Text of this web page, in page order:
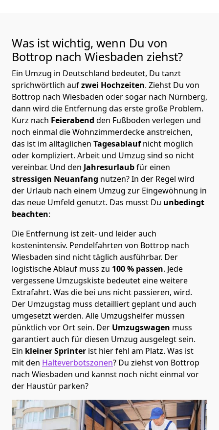
Was ist wichtig, wenn Du von
Bottrop nach Wiesbaden ziehst?
Ein Umzug in Deutschland bedeutet, Du tanzt
sprichwörtlich aufzwei Hochzeiten. Ziehst Du von
Bottrop nach Wiesbaden oder sogar nach Nürnberg,
dann wird die Entfernung das erste große Problem.
Kurz nach Feierabend den Fußboden verlegen und
noch einmal die Wohnzimmerdecke anstreichen,
das ist im alltäglichen Tagesablaufnicht möglich
oder kompliziert. Arbeit und Umzug sind so nicht
vereinbar. Und den Jahresurlaubfür einen
stressigen Neuanfang nutzen? In der Regel wird
der Urlaub nach einem Umzug zur Eingewöhnung in
das neue Umfeld genutzt. Das musst Du unbedingt
beachten:
Die Entfernung ist zeit- und leider auch
kostenintensiv. Pendelfahrten von Bottrop nach
Wiesbaden sind nicht täglich ausführbar. Der
logistische Ablauf muss zu 100 % passen. Jede
vergessene Umzugskiste bedeutet eine weitere
Extrafahrt. Was die bei uns nicht passieren, wird.
Der Umzugstag muss detailliert geplant und auch
umgesetzt werden. Alle Umzugshelfer müssen
pünktlich vor Ort sein. Der Umzugswagen muss
garantiert auch für diesen Umzug ausgelegt sein.
Ein kleiner Sprinter ist hier fehl am Platz. Was ist
mit den Halteverbotszonen? Du ziehst von Bottrop
nach Wiesbaden und kannst noch nicht einmal vor
der Haustür parken?